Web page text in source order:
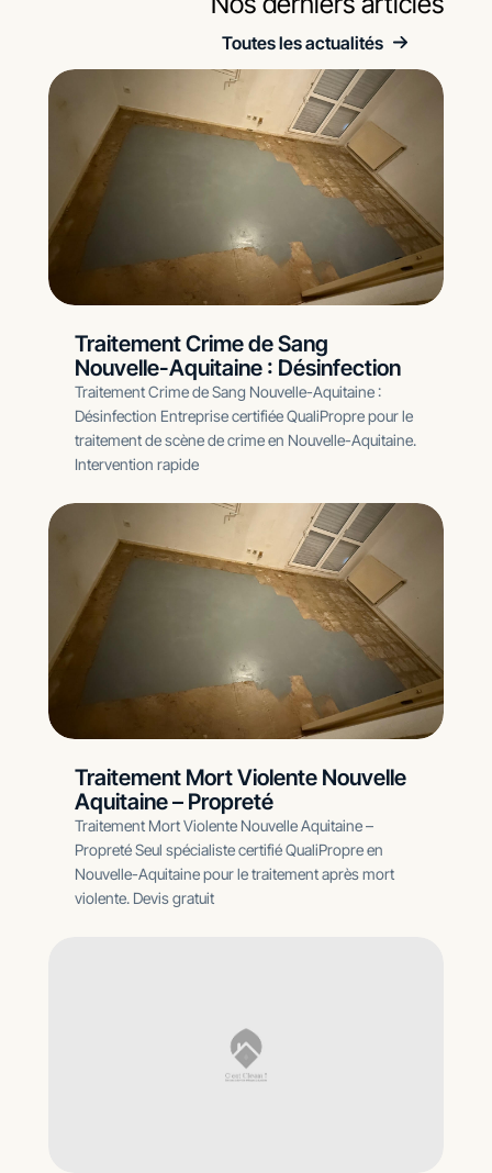
Toutes les actualités
Traitement Crime de Sang
Nouvelle-Aquitaine : Désinfection
Traitement Crime de Sang Nouvelle-Aquitaine :
Désinfection Entreprise certifiée QualiPropre pour le
traitement de scène de crime en Nouvelle-Aquitaine.
Intervention rapide
Traitement Mort Violente Nouvelle
Aquitaine – Propreté
Traitement Mort Violente Nouvelle Aquitaine –
Propreté Seul spécialiste certifié QualiPropre en
Nouvelle-Aquitaine pour le traitement après mort
violente. Devis gratuit